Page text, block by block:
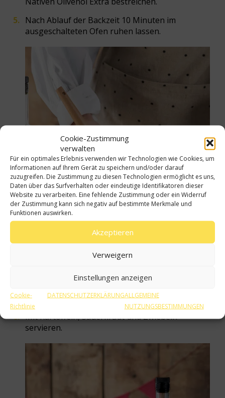
Cookie-Zustimmung
verwalten
Für ein optimales Erlebnis verwenden wir Technologien wie Cookies, um
Informationen auf Ihrem Gerät zu speichern und/oder darauf
zuzugreifen. Die Zustimmung zu diesen Technologien ermöglicht es uns,
Daten über das Surfverhalten oder eindeutige Identifikatoren dieser
Website zu verarbeiten. Eine fehlende Zustimmung oder ein Widerruf
der Zustimmung kann sich negativ auf bestimmte Merkmale und
Funktionen auswirken.
Akzeptieren
Verweigern
Einstellungen anzeigen
Cookie-
Richtlinie
DATENSCHUTZERKLÄRUNGALLGEMEINE
NUTZUNGSBESTIMMUNGEN
Nach Ablauf der Backzeit 10 Minuten im
ausgeschalteten Ofen ruhen lassen.
Mit Kartoffeln, Sauerkraut und Zwiebeln
servieren.